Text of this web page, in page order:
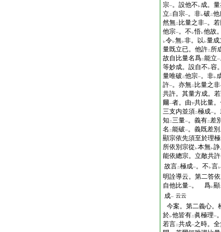
宗一。設他不 レ成。
立 二 自宗一。非レ破 二他
然無二 比量之非一。
他宗一。不 レ悟レ他故
レ令レ無レ非。以 レ量成
量既立已。他許二 所
故自比量名爲二能立一
等妙成。設自不 レ容
量唯破 二他宗一。非レ
許一。亦無二 比量之非
共許。其量方成。
爾一者。由下共比量
三支内並須二極成一
知 二三量一。義有二差
名 二能破一。義既差
顯宗依先須至於理
所依別宗從 レ本無レ
能依總宗。立敵共許
故言二極成一。不 レ言レ
明詮導云。第二答依
自他比量一。 爲レ顯
成一 云云
今案。第二義心。
於レ他皆有二 眞極理一
若言二共成一之時。